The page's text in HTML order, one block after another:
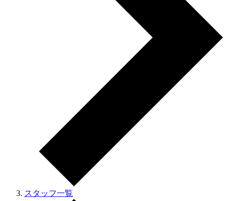
スタッフ一覧